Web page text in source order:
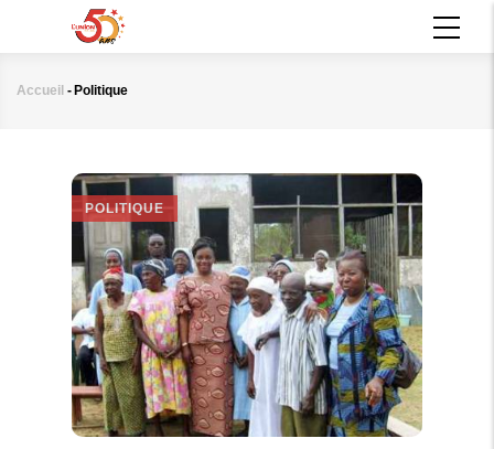
principal
Fil
Accueil - Politique
POLITIQUE